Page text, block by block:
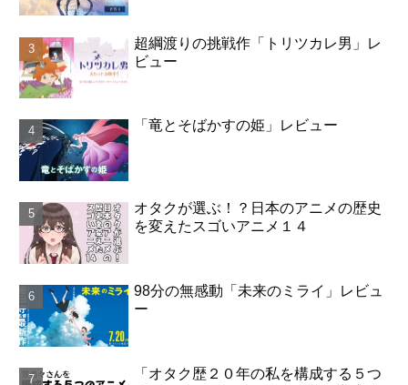
超綱渡りの挑戦作「トリツカレ男」レ
ビュー
「竜とそばかすの姫」レビュー
オタクが選ぶ！？日本のアニメの歴史
を変えたスゴいアニメ１４
98分の無感動「未来のミライ」レビュ
ー
「オタク歴２０年の私を構成する５つ